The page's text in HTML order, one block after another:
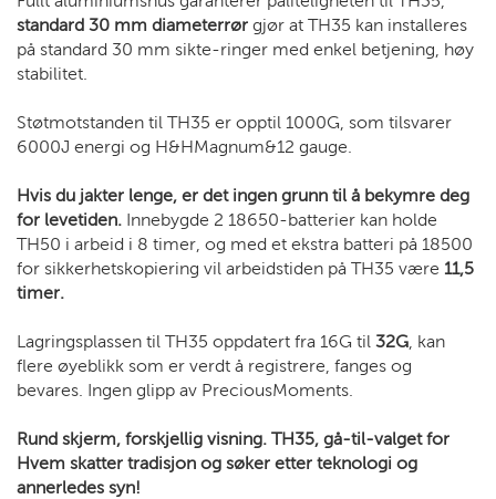
standard 30 mm diameterrør gjør at TH35 kan installeres
på standard 30 mm sikte-ringer med enkel betjening, høy
stabilitet.
Støtmotstanden til TH35 er opptil 1000G, som tilsvarer
6000J energi og H&HMagnum&12 gauge.
Hvis du jakter lenge, er det ingen grunn til å bekymre deg
for levetiden. Innebygde 2 18650-batterier kan holde
TH50 i arbeid i 8 timer, og med et ekstra batteri på 18500
for sikkerhetskopiering vil arbeidstiden på TH35 være 11,5
timer.
Lagringsplassen til TH35 oppdatert fra 16G til 32G , kan
flere øyeblikk som er verdt å registrere, fanges og
bevares. Ingen glipp av PreciousMoments.
Rund skjerm, forskjellig visning. TH35, gå-til-valget for
Hvem skatter tradisjon og søker etter teknologi og
annerledes syn!